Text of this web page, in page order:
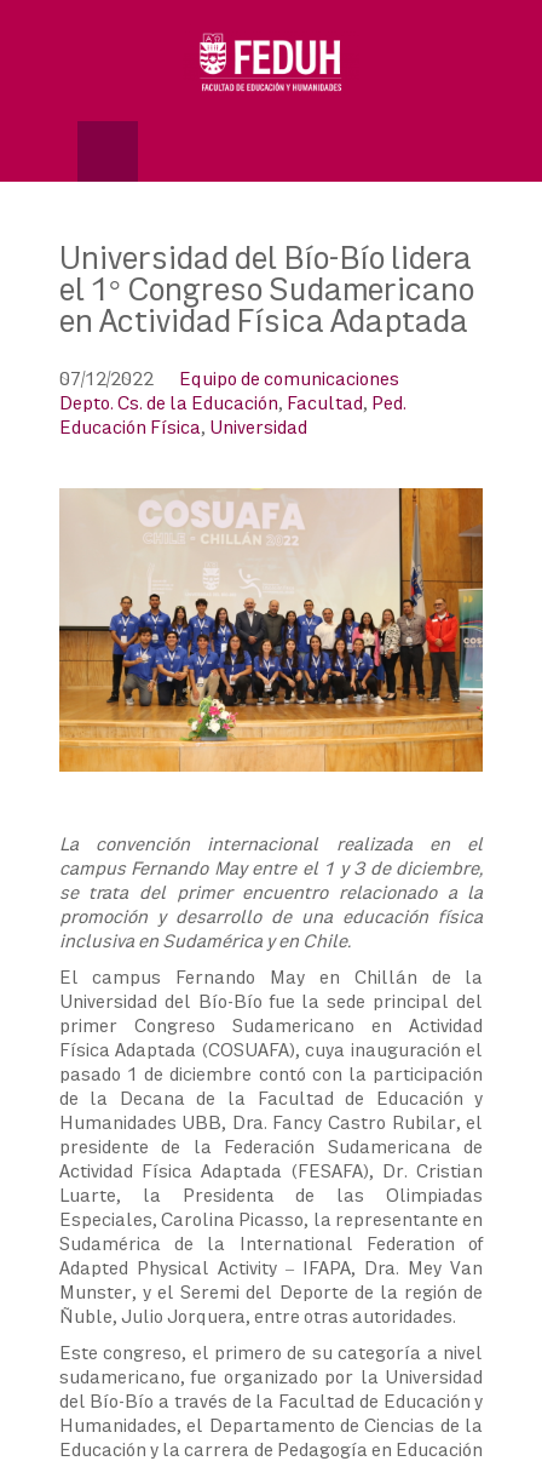
Universidad del Bío-Bío lidera
el 1° Congreso Sudamericano
en Actividad Física Adaptada
07/12/2022
Equipo de comunicaciones
Depto. Cs. de la Educación, Facultad, Ped.
Educación Física, Universidad
La convención internacional realizada en el
campus Fernando May entre el 1 y 3 de diciembre,
se trata del primer encuentro relacionado a la
promoción y desarrollo de una educación física
inclusiva en Sudamérica y en Chile.
El campus Fernando May en Chillán de la
Universidad del Bío-Bío fue la sede principal del
primer Congreso Sudamericano en Actividad
Física Adaptada (COSUAFA), cuya inauguración el
pasado 1 de diciembre contó con la participación
de la Decana de la Facultad de Educación y
Humanidades UBB, Dra. Fancy Castro Rubilar, el
presidente de la Federación Sudamericana de
Actividad Física Adaptada (FESAFA), Dr. Cristian
Luarte, la Presidenta de las Olimpiadas
Especiales, Carolina Picasso, la representante en
Sudamérica de la International Federation of
Adapted Physical Activity – IFAPA, Dra. Mey Van
Munster, y el Seremi del Deporte de la región de
Ñuble, Julio Jorquera, entre otras autoridades.
Este congreso, el primero de su categoría a nivel
sudamericano, fue organizado por la Universidad
del Bío-Bío a través de la Facultad de Educación y
Humanidades, el Departamento de Ciencias de la
Educación y la carrera de Pedagogía en Educación